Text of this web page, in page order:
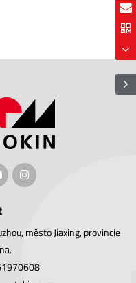
město Jiaxing, provincie